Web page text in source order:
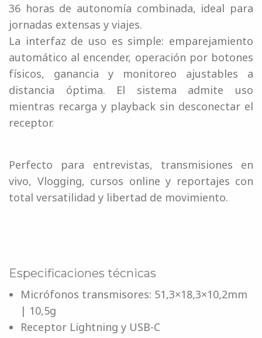
36 horas de autonomía combinada, ideal para
jornadas extensas y viajes.
La interfaz de uso es simple: emparejamiento
automático al encender, operación por botones
físicos, ganancia y monitoreo ajustables a
distancia óptima. El sistema admite uso
mientras recarga y playback sin desconectar el
receptor.
Perfecto para entrevistas, transmisiones en
vivo, Vlogging, cursos online y reportajes con
total versatilidad y libertad de movimiento.
Especificaciones técnicas
Micrófonos transmisores: 51,3×18,3×10,2mm
| 10,5g
Receptor Lightning y USB-C